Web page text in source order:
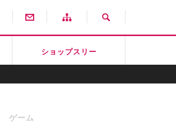
ショップスリー
ゲーム